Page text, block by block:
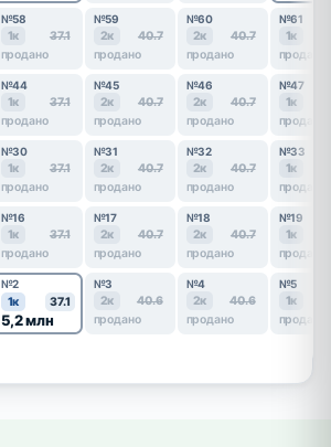
№58
1к
37.1
продано
№59
2к
40.7
продано
№60
2к
40.7
продано
№61
1к
продано
№44
1к
37.1
продано
№45
2к
40.7
продано
№46
2к
40.7
продано
№47
1к
продано
№30
1к
37.1
продано
№31
2к
40.7
продано
№32
2к
40.7
продано
№33
1к
продано
№16
1к
37.1
продано
№17
2к
40.7
продано
№18
2к
40.7
продано
№19
1к
продано
№2
1к 37.1
5,2 млн
№3
2к
40.6
продано
№4
2к
40.6
продано
№5
1к
продано